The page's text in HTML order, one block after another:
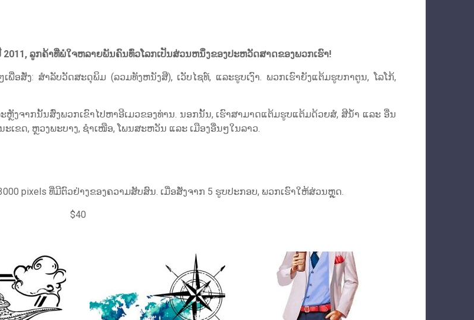
2011, ລູກຄ້າທີ່ພໍໃຈຫລາຍພັນຄົນທົ່ວໂລກເປັນສ່ວນຫນຶ່ງຂອງປະຫວັດສາດຂອງພວກເຮົາ!
ອສັ່ງ: ສໍາລັບວັດສະດຸພິມ (ລວມທັງຫນັງສື), ເວັບໄຊທ໌, ແລະຮູບເງົາ. ພວກເຮົາຍັງແຕ້ມຮູບກາຕູນ, ໂລໂກ້,
ຫຼັງຈາກນັ້ນສົ່ງພວກເຂົາໄປຫາອີເມວຂອງທ່ານ. ນອກນັ້ນ, ເຮົາສາມາດແຕ້ມຮູບແຕ້ມດ້ວຍສໍ, ສີນ້ຳ ແລະ ອື່ນ
ເຂດ, ຫຼວງພະບາງ, ຊຳເໜືອ, ໂພນສະຫວັນ ແລະ ເມືອງອື່ນໆໃນລາວ.
pixels ທີ່ມີຕົວຢ່າງຂອງຄວາມສັບສົນ. ເມື່ອສັ່ງຈາກ 5 ຮູບປະກອບ, ພວກເຮົາໃຫ້ສ່ວນຫຼຸດ.
$40